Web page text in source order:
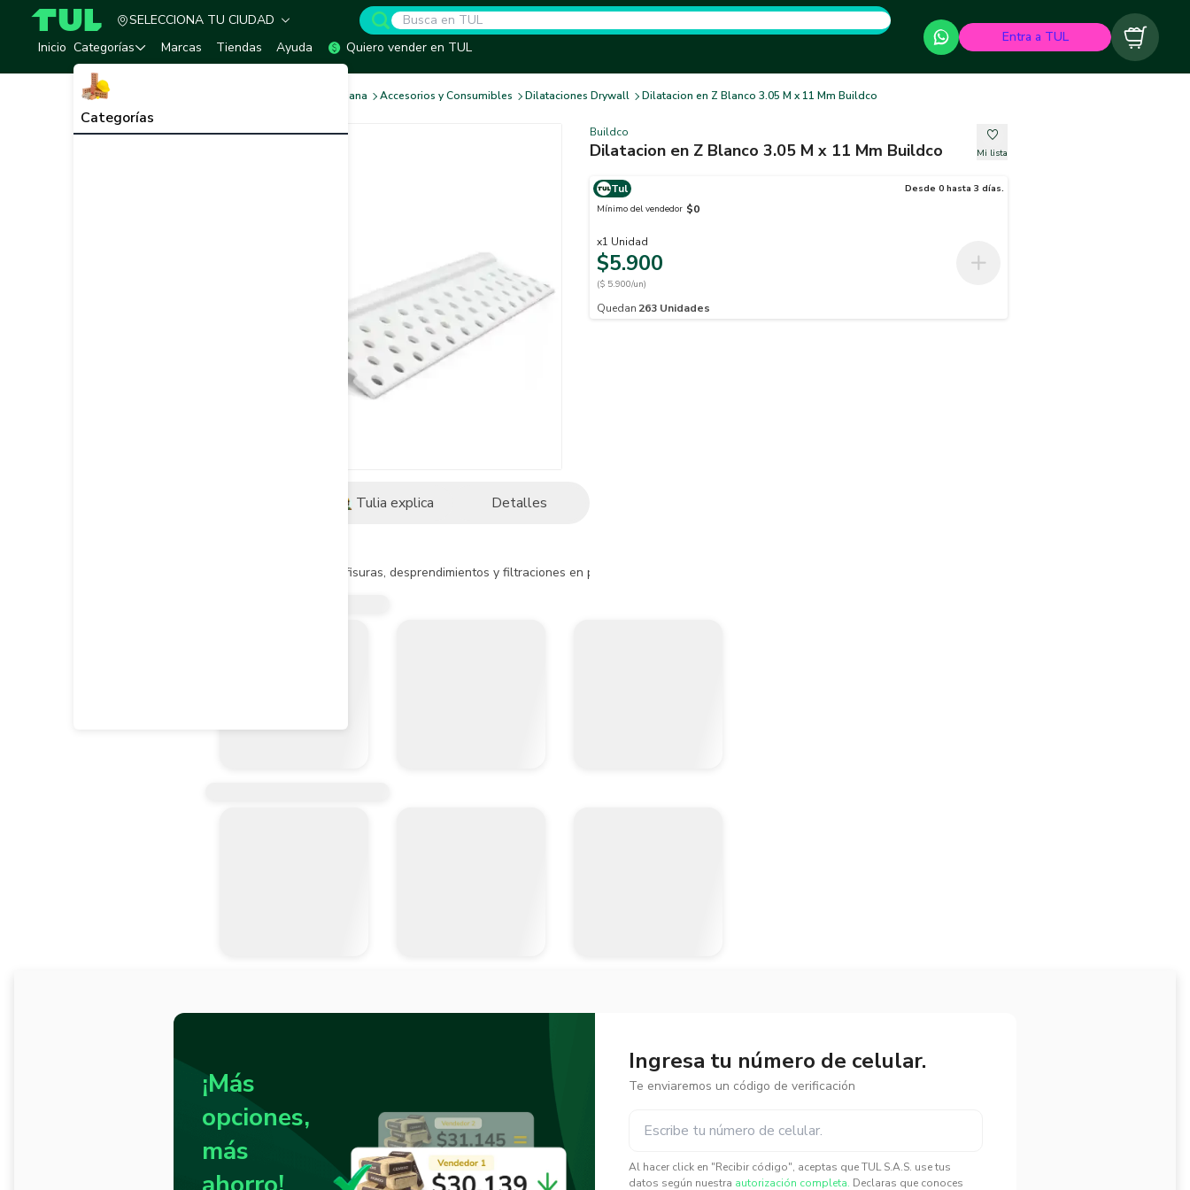
TUL - Tu Marketplace de Construcción
SELECCIONA TU CIUDAD
Inicio Categorías
Categorías
Marcas Tiendas Ayuda Quiero vender en TUL
Entra a TUL Carrito
Sistema de Construccion Liviana Accesorios y Consumibles Dilataciones Drywall Dilatacion en Z Blanco 3.05 M x 11 Mm Buildco
Tulia explica Detalles
Utilizada para evitar grietas, fisuras, desprendimientos y filtraciones en placas de yeso y/o placas de fibrocemento, principalmente en las zonas de transición entre paredes y
Buildco
Dilatacion en Z Blanco 3.05 M x 11 Mm Buildco Mi lista
Tul
Desde 0 hasta 3 días.
Mínimo del vendedor $0
x1 Unidad
$5.900
($ 5.900/un)
Quedan 263 Unidades
¡Más
opciones,
más
Ingresa tu número de celular.
Te enviaremos un código de verificación
Al hacer click en "Recibir código", aceptas que TUL S.A.S. use tus
datos según nuestra autorización completa. Declaras que conoces